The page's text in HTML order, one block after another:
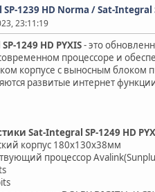
1239 HD Norma / Sat-Integral
23:11:19
1249 HD PYXIS- это
процессоре и
корпусе с выносным блоком
развитые интернет
Sat-Integral SP-1249 HD
корпус 180x130x38мм
процессор